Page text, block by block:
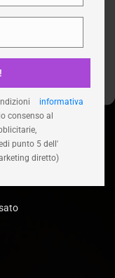
informativa
consenso al
punto 5 dell'
diretto)